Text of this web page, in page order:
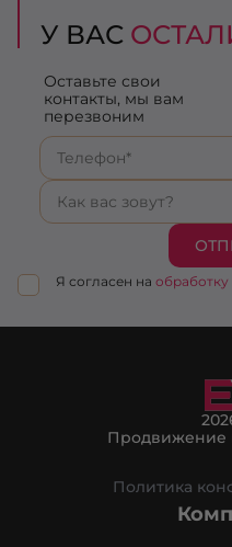
У ВАС
Оставьте свои
контакты, мы вам
перезвоним
Я согласен на
Продвижение
Политика